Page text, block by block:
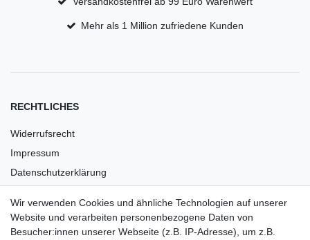
Mehr als 1 Million zufriedene Kunden
RECHTLICHES
Widerrufsrecht
Impressum
Datenschutzerklärung
Versandkosten
Barrierefreiheit
Wir verwenden Cookies und ähnliche Technologien auf unserer
Website und verarbeiten personenbezogene Daten von
Besucher:innen unserer Webseite (z.B. IP-Adresse), um z.B.